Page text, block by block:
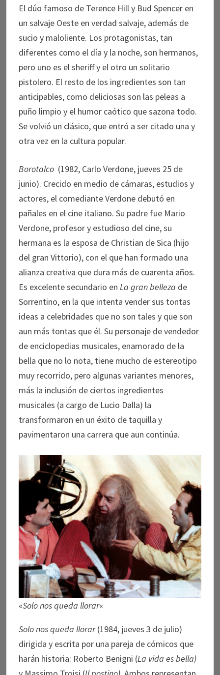
El dúo famoso de Terence Hill y Bud Spencer en
un salvaje Oeste en verdad salvaje, además de
sucio y maloliente. Los protagonistas, tan
diferentes como el día y la noche, son hermanos,
pero uno es el sheriff y el otro un solitario
pistolero. El resto de los ingredientes son tan
anticipables, como deliciosas son las peleas a
puño limpio y el humor caótico que sazona todo.
Se volvió un clásico, que entró a ser citado una y
otra vez en la cultura popular.
Borotalco(1982, Carlo Verdone, jueves 25 de
junio). Crecido en medio de cámaras, estudios y
actores, el comediante Verdone debutó en
pañales en el cine italiano. Su padre fue Mario
Verdone, profesor y estudioso del cine, su
hermana es la esposa de Christian de Sica (hijo
del gran Vittorio), con el que han formado una
alianza creativa que dura más de cuarenta años.
Es excelente secundario en La gran belleza de
Sorrentino, en la que intenta vender sus tontas
ideas a celebridades que no son tales y que son
aun más tontas que él. Su personaje de vendedor
de enciclopedias musicales, enamorado de la
bella que no lo nota, tiene mucho de estereotipo
muy recorrido, pero algunas variantes menores,
más la inclusión de ciertos ingredientes
musicales (a cargo de Lucio Dalla) la
transformaron en un éxito de taquilla y
pavimentaron una carrera que aun continúa.
«Solo nos queda llorar«
Solo nos queda llorar(1984, jueves 3 de julio)
dirigida y escrita por una pareja de cómicos que
harán historia: Roberto Benigni (La vida es bella)